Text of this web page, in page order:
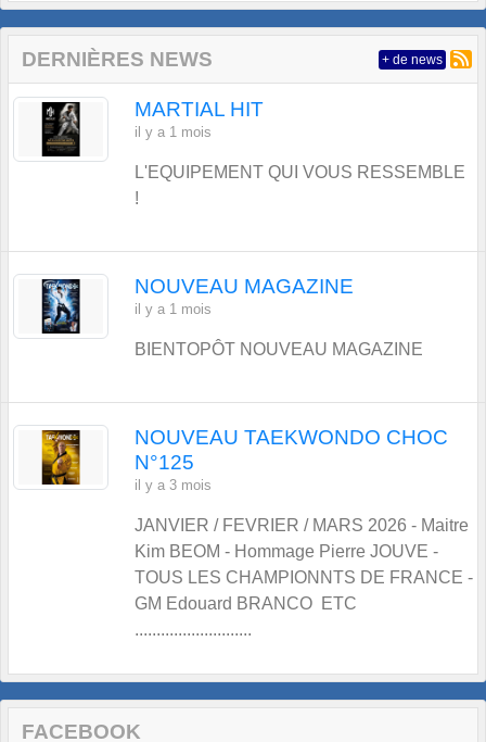
DERNIÈRES NEWS
MARTIAL HIT
il y a 1 mois
L'EQUIPEMENT QUI VOUS RESSEMBLE
!
NOUVEAU MAGAZINE
il y a 1 mois
BIENTOPÔT NOUVEAU MAGAZINE
NOUVEAU TAEKWONDO CHOC
N°125
il y a 3 mois
JANVIER / FEVRIER / MARS 2026 - Maitre
Kim BEOM - Hommage Pierre JOUVE -
TOUS LES CHAMPIONNTS DE FRANCE -
GM Edouard BRANCO ETC
...........................
+ de news
FACEBOOK